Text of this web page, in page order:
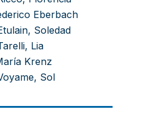
Eberbach
Soledad
Lia
Krenz
Sol